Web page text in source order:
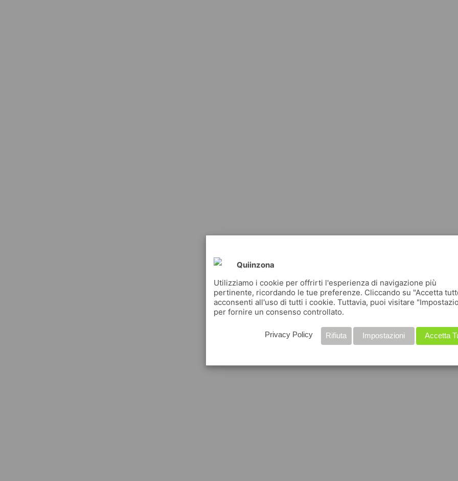
Quiinzona
Utilizziamo i cookie per offrirti l'esperienza di navigazione più
pertinente, ricordando le tue preferenze. Cliccando su "Accetta
acconsenti all'uso di tutti i cookie. Tuttavia, puoi visitare
per fornire un consenso controllato.
Accetta
Impostazioni
Rifiuta
Privacy Policy